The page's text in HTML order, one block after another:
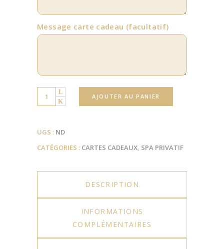
Message carte cadeau (facultatif)
Quantity AJOUTER AU PANIER
UGS : ND
CATÉGORIES : CARTES CADEAUX, SPA PRIVATIF
DESCRIPTION
INFORMATIONS
COMPLÉMENTAIRES